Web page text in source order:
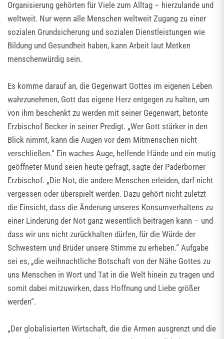
Organisierung gehörten für Viele zum Alltag – hierzulande und
weltweit. Nur wenn alle Menschen weltweit Zugang zu einer
sozialen Grundsicherung und sozialen Dienstleistungen wie
Bildung und Gesundheit haben, kann Arbeit laut Metken
menschenwürdig sein.
Es komme darauf an, die Gegenwart Gottes im eigenen Leben
wahrzunehmen, Gott das eigene Herz entgegen zu halten, um
von ihm beschenkt zu werden mit seiner Gegenwart, betonte
Erzbischof Becker in seiner Predigt. „Wer Gott stärker in den
Blick nimmt, kann die Augen vor dem Mitmenschen nicht
verschließen.“ Ein waches Auge, helfende Hände und ein mutig
geöffneter Mund seien heute gefragt, sagte der Paderborner
Erzbischof. „Die Not, die andere Menschen erleiden, darf nicht
vergessen oder überspielt werden. Dazu gehört nicht zuletzt
die Einsicht, dass die Änderung unseres Konsumverhaltens zu
einer Linderung der Not ganz wesentlich beitragen kann – und
dass wir uns nicht zurückhalten dürfen, für die Würde der
Schwestern und Brüder unsere Stimme zu erheben.“ Aufgabe
sei es, „die weihnachtliche Botschaft von der Nähe Gottes zu
uns Menschen in Wort und Tat in die Welt hinein zu tragen und
somit dabei mitzuwirken, dass Hoffnung und Liebe größer
werden“.
„Der globalisierten Wirtschaft, die die Armen ausgrenzt und die